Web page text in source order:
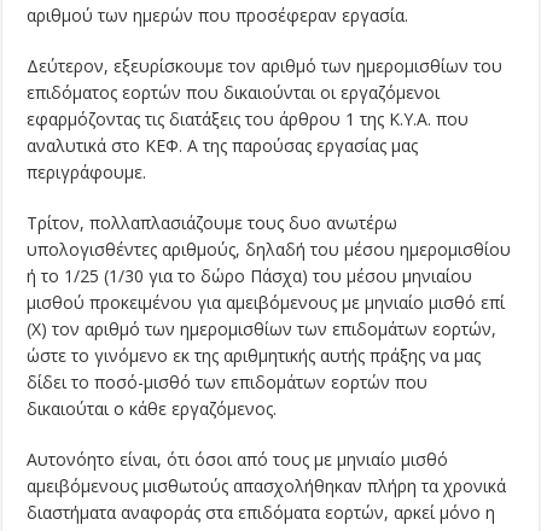
αριθμού των ημερών που προσέφεραν εργασία.
Δεύτερον, εξευρίσκουμε τον αριθμό των ημερομισθίων του
επιδόματος εορτών που δικαιούνται οι εργαζόμενοι
εφαρμόζοντας τις διατάξεις του άρθρου 1 της Κ.Υ.Α. που
αναλυτικά στο ΚΕΦ. Α της παρούσας εργασίας μας
περιγράφουμε.
Τρίτον, πολλαπλασιάζουμε τους δυο ανωτέρω
υπολογισθέντες αριθμούς, δηλαδή του μέσου ημερομισθίου
ή το 1/25 (1/30 για το δώρο Πάσχα) του μέσου μηνιαίου
μισθού προκειμένου για αμειβόμενους με μηνιαίο μισθό επί
(X) τον αριθμό των ημερομισθίων των επιδομάτων εορτών,
ώστε το γινόμενο εκ της αριθμητικής αυτής πράξης να μας
δίδει το ποσό-μισθό των επιδομάτων εορτών που
δικαιούται ο κάθε εργαζόμενος.
Αυτονόητο είναι, ότι όσοι από τους με μηνιαίο μισθό
αμειβόμενους μισθωτούς απασχολήθηκαν πλήρη τα χρονικά
διαστήματα αναφοράς στα επιδόματα εορτών, αρκεί μόνο η